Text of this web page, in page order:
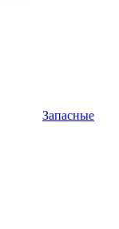
Запасные